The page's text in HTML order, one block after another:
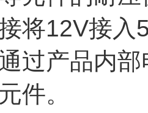
将12V接入
过产品内
件。